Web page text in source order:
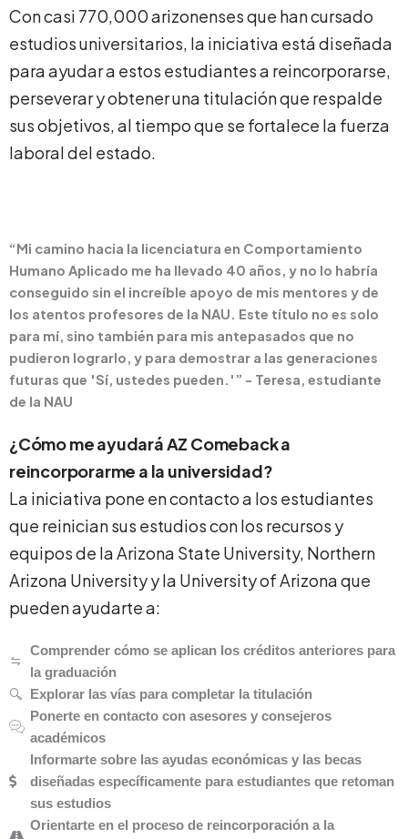
Con casi 770,000 arizonenses que han cursado
estudios universitarios, la iniciativa está diseñada
para ayudar a estos estudiantes a reincorporarse,
perseverar y obtener una titulación que respalde
sus objetivos, al tiempo que se fortalece la fuerza
laboral del estado.
“Mi camino hacia la licenciatura en Comportamiento
Humano Aplicado me ha llevado 40 años, y no lo habría
conseguido sin el increíble apoyo de mis mentores y de
los atentos profesores de la NAU. Este título no es solo
para mí, sino también para mis antepasados que no
pudieron lograrlo, y para demostrar a las generaciones
futuras que 'Sí, ustedes pueden.'” - Teresa, estudiante
de la NAU
¿Cómo me ayudará AZ Comeback a
reincorporarme a la universidad?
La iniciativa pone en contacto a los estudiantes
que reinician sus estudios con los recursos y
equipos de la Arizona State University, Northern
Arizona University y la University of Arizona que
pueden ayudarte a:
Comprender cómo se aplican los créditos anteriores para
la graduación
Explorar las vías para completar la titulación
Ponerte en contacto con asesores y consejeros
académicos
Informarte sobre las ayudas económicas y las becas
diseñadas específicamente para estudiantes que retoman
sus estudios
Orientarte en el proceso de reincorporación a la